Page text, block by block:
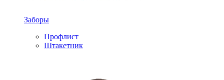
Заборы
Профлист
Штакетник